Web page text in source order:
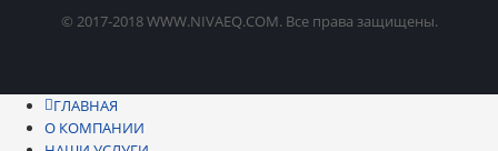
© 2017-2018 WWW.NIVAEQ.COM. Все права защищены.
ГЛАВНАЯ
О КОМПАНИИ